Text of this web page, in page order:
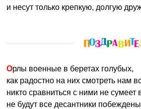
и несут только крепкую, долгую
Орлы военные в беретах голубых,
как радостно на них смотреть нам
никто сравниться с ними не сумеет
не будут все десантники